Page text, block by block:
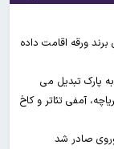
برند ورقه اقامت داده
به پارک تبدیل می
آمفی تئاتر و کاخ